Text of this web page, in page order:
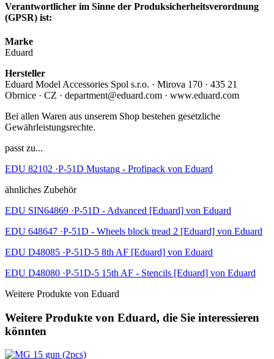
Verantwortlicher im Sinne der Produksicherheitsverordnung
(GPSR) ist:
Marke
Eduard
Hersteller
Eduard Model Accessories Spol s.r.o. · Mirova 170 · 435 21
Obrnice · CZ · department@eduard.com · www.eduard.com
Bei allen Waren aus unserem Shop bestehen gesetzliche
Gewährleistungsrechte.
passt zu...
EDU 82102 ·P-51D Mustang - Profipack von Eduard
ähnliches Zubehör
EDU SIN64869 ·P-51D - Advanced [Eduard] von Eduard
EDU 648647 ·P-51D - Wheels block tread 2 [Eduard] von Eduard
EDU D48085 ·P-51D-5 8th AF [Eduard] von Eduard
EDU D48080 ·P-51D-5 15th AF - Stencils [Eduard] von Eduard
Weitere Produkte von Eduard
Weitere Produkte von Eduard, die Sie interessieren
könnten